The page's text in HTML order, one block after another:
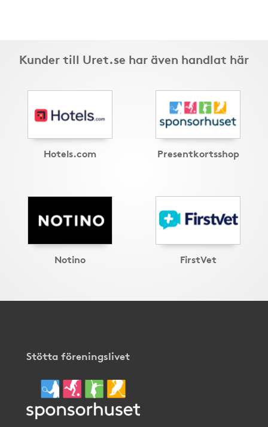
Kunder till Uret.se har även handlat här
Hotels.com Presentkortsshop
Notino FirstVet
Stötta föreningslivet